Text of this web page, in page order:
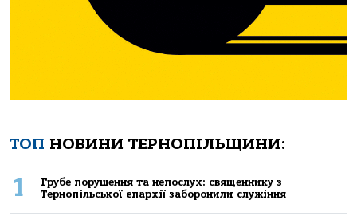
ТОП НОВИНИ ТЕРНОПІЛЬЩИНИ:
1
Грубе порушення та непослух: священнику з
Тернопільської єпархії заборонили служіння